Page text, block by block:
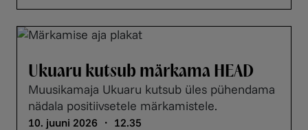
Ukuaru kutsub märkama HEAD
Muusikamaja Ukuaru kutsub üles pühendama
nädala positiivsetele märkamistele.
10. juuni 2026 ・ 12.35